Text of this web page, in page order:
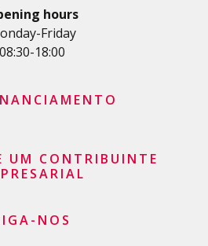
para empresas
de crédito
hours
Friday
08:30-18:00
de leasing
de créditos
Cartão de Crédito
UM CONTRIBUINTE
NOS